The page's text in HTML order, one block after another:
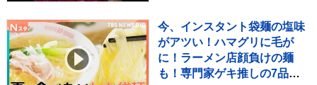
今、インスタント袋麺の塩味
がアツい！ハマグリに毛が
に！ラーメン店顔負けの麺
も！専門家ゲキ推しの7品を